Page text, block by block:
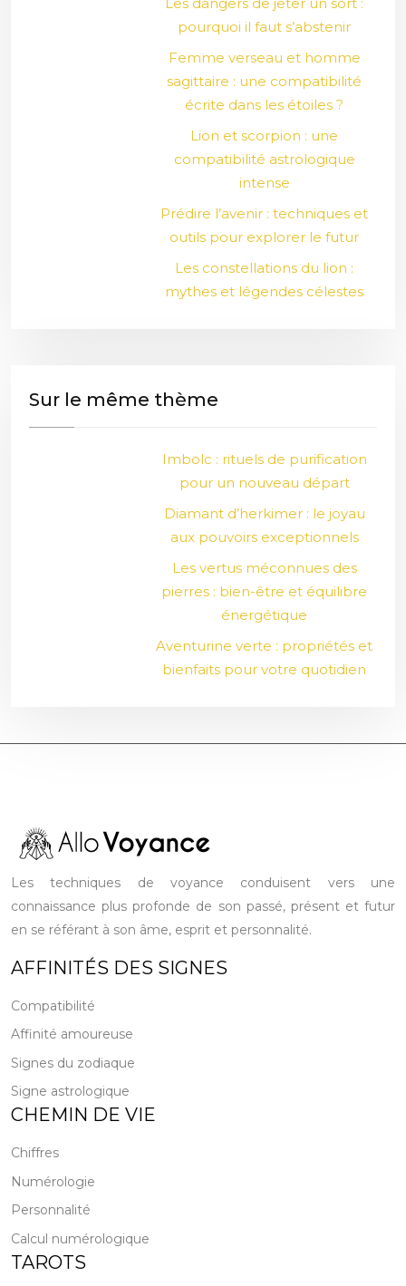
pourquoi il faut s’abstenir
Femme verseau et homme
sagittaire : une compatibilité
écrite dans les étoiles ?
Lion et scorpion : une
compatibilité astrologique
intense
Prédire l’avenir : techniques et
outils pour explorer le futur
Les constellations du lion :
mythes et légendes célestes
Sur le même thème
Imbolc : rituels de purification
pour un nouveau départ
Diamant d’herkimer : le joyau
aux pouvoirs exceptionnels
Les vertus méconnues des
pierres : bien-être et équilibre
énergétique
Aventurine verte : propriétés et
bienfaits pour votre quotidien
Les techniques de voyance conduisent vers une
connaissance plus profonde de son passé, présent et futur
en se référant à son âme, esprit et personnalité.
AFFINITÉS DES SIGNES
Compatibilité
Affinité amoureuse
Signes du zodiaque
Signe astrologique
CHEMIN DE VIE
Chiffres
Numérologie
Personnalité
Calcul numérologique
TAROTS